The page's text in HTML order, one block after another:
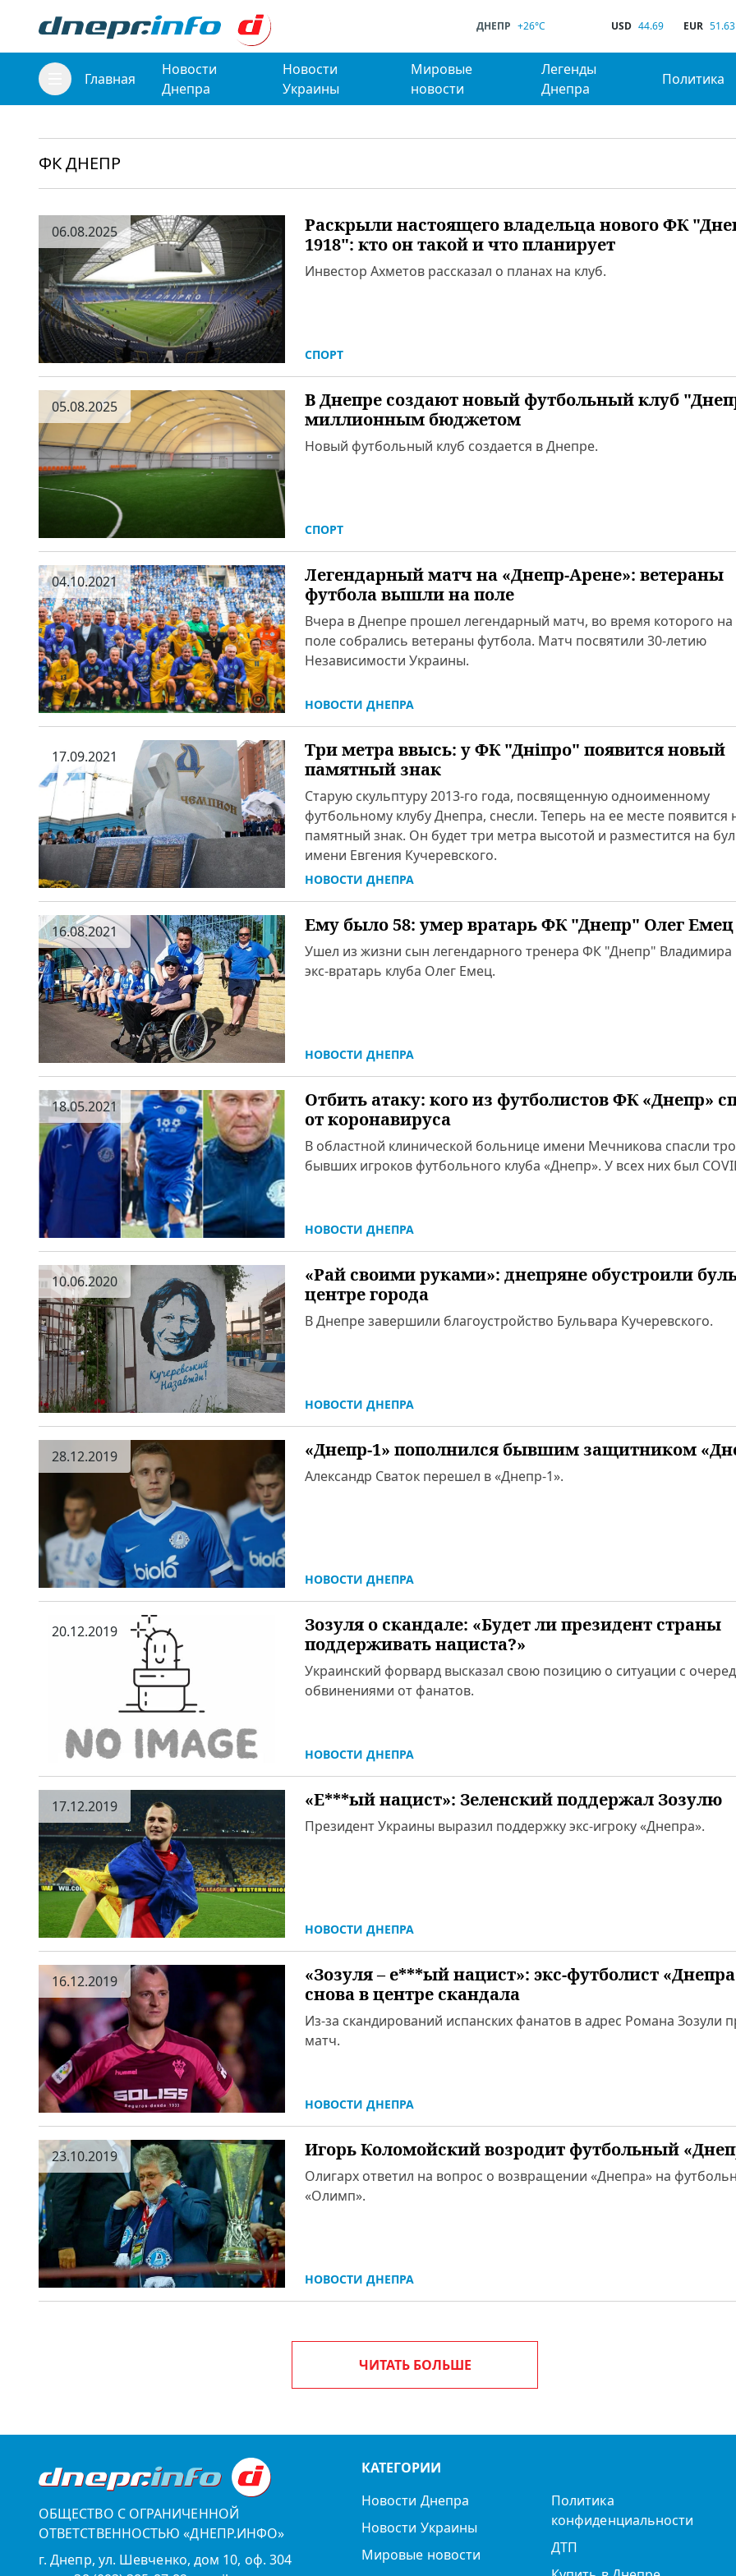
ДНЕПР +26°C USD 44.69 EUR 51.63
Главная
Новости
Днепра
Новости
Украины
Мировые
новости
Легенды
Днепра
Политика
ФК ДНЕПР
06.08.2025
Раскрыли настоящего владельца нового ФК
1918": кто он такой и что планирует
Инвестор Ахметов рассказал о планах на клуб.
СПОРТ
05.08.2025
В Днепре создают новый футбольный клуб
миллионным бюджетом
Новый футбольный клуб создается в Днепре.
СПОРТ
04.10.2021
Легендарный матч на «Днепр-Арене»: ветераны
футбола вышли на поле
Вчера в Днепре прошел легендарный матч, во время которого
поле собрались ветераны футбола. Матч посвятили 30-летию
Независимости Украины.
НОВОСТИ ДНЕПРА
17.09.2021
Три метра ввысь: у ФК "Дніпро" появится новый
памятный знак
Старую скульптуру 2013-го года, посвященную одноименному
футбольному клубу Днепра, снесли. Теперь на ее месте появится
памятный знак. Он будет три метра высотой и разместится на
имени Евгения Кучеревского.
НОВОСТИ ДНЕПРА
16.08.2021 Ему было 58: умер вратарь ФК "Днепр" Олег Емец
Ушел из жизни сын легендарного тренера ФК "Днепр" Владимира
экс-вратарь клуба Олег Емец.
НОВОСТИ ДНЕПРА
18.05.2021
Отбить атаку: кого из футболистов ФК «Днепр»
от коронавируса
В областной клинической больнице имени Мечникова спасли
бывших игроков футбольного клуба «Днепр». У всех них был
НОВОСТИ ДНЕПРА
10.06.2020
«Рай своими руками»: днепряне обустроили
центре города
В Днепре завершили благоустройство Бульвара Кучеревского.
НОВОСТИ ДНЕПРА
28.12.2019 «Днепр-1» пополнился бывшим защитником
Александр Сваток перешел в «Днепр-1».
НОВОСТИ ДНЕПРА
20.12.2019
Зозуля о скандале: «Будет ли президент страны
поддерживать нациста?»
Украинский форвард высказал свою позицию о ситуации с
обвинениями от фанатов.
НОВОСТИ ДНЕПРА
17.12.2019 «Е***ый нацист»: Зеленский поддержал Зозулю
Президент Украины выразил поддержку экс-игроку «Днепра».
НОВОСТИ ДНЕПРА
16.12.2019
«Зозуля – е***ый нацист»: экс-футболист
снова в центре скандала
Из-за скандирований испанских фанатов в адрес Романа Зозули
матч.
НОВОСТИ ДНЕПРА
23.10.2019 Игорь Коломойский возродит футбольный
Олигарх ответил на вопрос о возвращении «Днепра» на
«Олимп».
НОВОСТИ ДНЕПРА
ЧИТАТЬ БОЛЬШЕ
ОБЩЕСТВО С ОГРАНИЧЕННОЙ
ОТВЕТСТВЕННОСТЬЮ «ДНЕПР.ИНФО»
г. Днепр, ул. Шевченко, дом 10, оф. 304
КАТЕГОРИИ
Новости Днепра
Новости Украины
Мировые новости
Политика
конфиденциальности
ДТП